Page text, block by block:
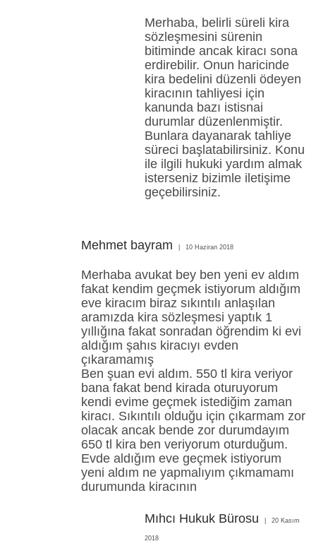
Merhaba, belirli süreli kira
sözleşmesini sürenin
bitiminde ancak kiracı sona
erdirebilir. Onun haricinde
kira bedelini düzenli ödeyen
kiracının tahliyesi için
kanunda bazı istisnai
durumlar düzenlenmiştir.
Bunlara dayanarak tahliye
süreci başlatabilirsiniz. Konu
ile ilgili hukuki yardım almak
isterseniz bizimle iletişime
geçebilirsiniz.
Mehmet bayram 10 Haziran 2018
Merhaba avukat bey ben yeni ev aldım
fakat kendim geçmek istiyorum aldığım
eve kiracım biraz sıkıntılı anlaşılan
aramızda kira sözleşmesi yaptık 1
yıllığına fakat sonradan öğrendim ki evi
aldığım şahıs kiracıyı evden
çıkaramamış
Ben şuan evi aldım. 550 tl kira veriyor
bana fakat bend kirada oturuyorum
kendi evime geçmek istediğim zaman
kiracı. Sıkıntılı olduğu için çıkarmam zor
olacak ancak bende zor durumdayım
650 tl kira ben veriyorum oturduğum.
Evde aldığım eve geçmek istiyorum
yeni aldım ne yapmalıyım çıkmamamı
durumunda kiracının
Mıhcı Hukuk Bürosu 20 Kasım
2018